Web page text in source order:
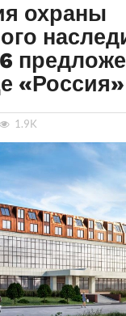
охраны
«Россия»
1.9K